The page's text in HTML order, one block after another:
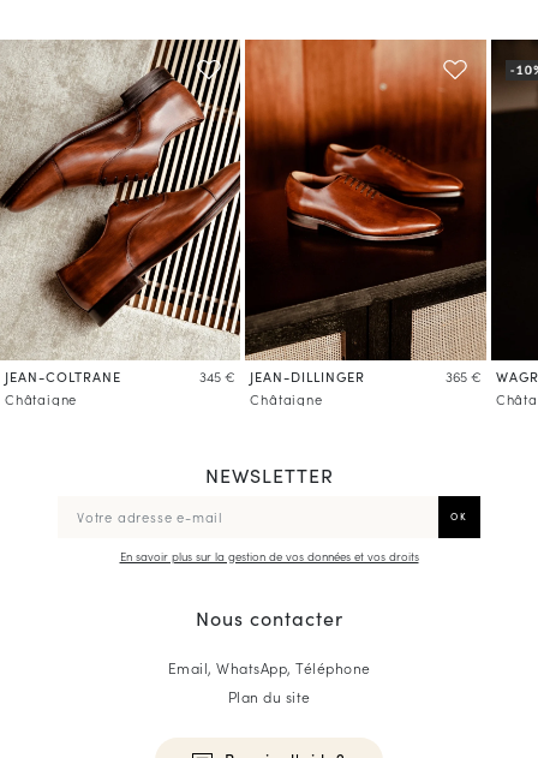
JEAN-COLTRANE
345 €
Châtaigne
JEAN-DILLINGER
365 €
Châtaigne
NEWSLETTER
En savoir plus sur la gestion de vos données et vos droits
Nous contacter
Email, WhatsApp, Téléphone
Plan du site